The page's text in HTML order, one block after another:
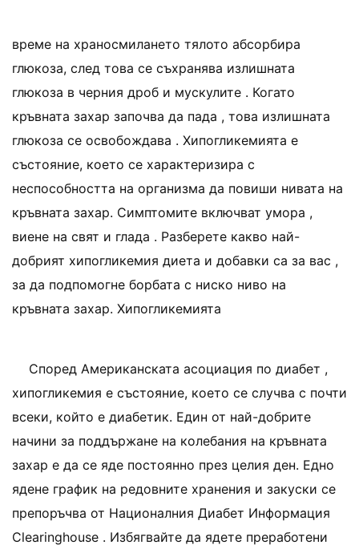
време на храносмилането тялото абсорбира
глюкоза, след това се съхранява излишната
глюкоза в черния дроб и мускулите . Когато
кръвната захар започва да пада , това излишната
глюкоза се освобождава . Хипогликемията е
състояние, което се характеризира с
неспособността на организма да повиши нивата на
кръвната захар. Симптомите включват умора ,
виене на свят и глада . Разберете какво най-
добрият хипогликемия диета и добавки са за вас ,
за да подпомогне борбата с ниско ниво на
кръвната захар. Хипогликемията
Според Американската асоциация по диабет ,
хипогликемия е състояние, което се случва с почти
всеки, който е диабетик. Един от най-добрите
начини за поддържане на колебания на кръвната
захар е да се яде постоянно през целия ден. Едно
ядене график на редовните хранения и закуски се
препоръчва от Националния Диабет Информация
Clearinghouse . Избягвайте да ядете преработени